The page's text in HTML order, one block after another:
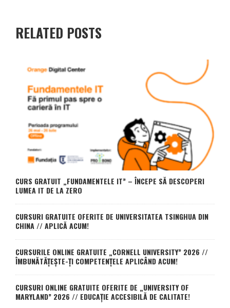
RELATED POSTS
CURS GRATUIT „FUNDAMENTELE IT” – ÎNCEPE SĂ DESCOPERI
LUMEA IT DE LA ZERO
CURSURI GRATUITE OFERITE DE UNIVERSITATEA TSINGHUA DIN
CHINA // APLICĂ ACUM!
CURSURILE ONLINE GRATUITE „CORNELL UNIVERSITY” 2026 //
ÎMBUNĂTĂȚEȘTE-ȚI COMPETENȚELE APLICÂND ACUM!
CURSURI ONLINE GRATUITE OFERITE DE „UNIVERSITY OF
MARYLAND” 2026 // EDUCAȚIE ACCESIBILĂ DE CALITATE!